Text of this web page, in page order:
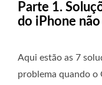
Parte 1.
do iPhone
Aqui estão as 7
problema quando o